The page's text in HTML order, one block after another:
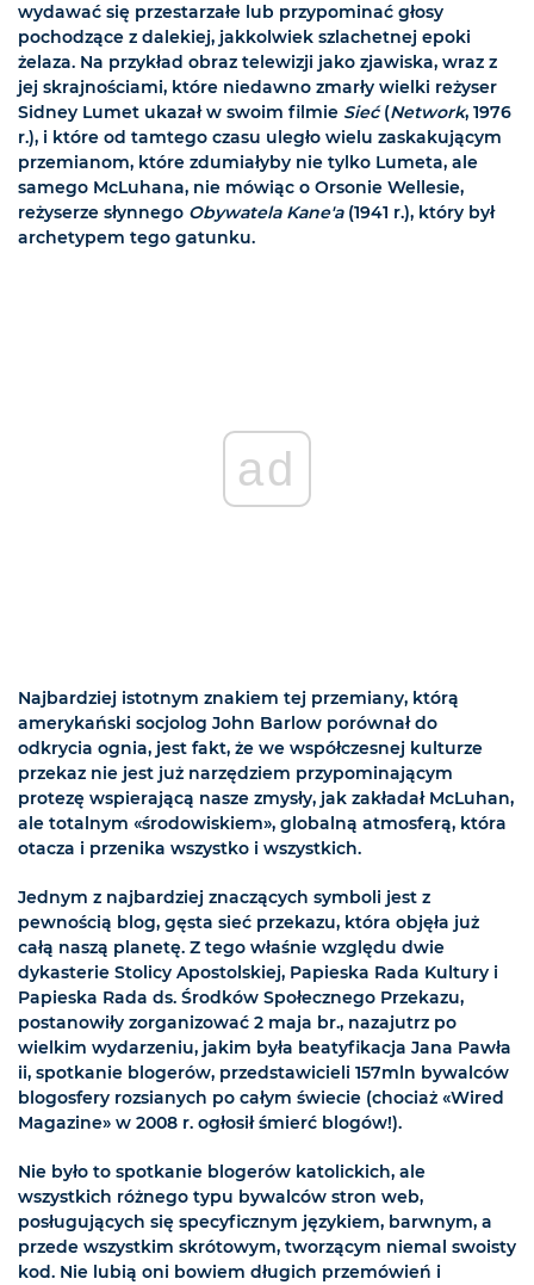
wydawać się przestarzałe lub przypominać głosy
pochodzące z dalekiej, jakkolwiek szlachetnej epoki
żelaza. Na przykład obraz telewizji jako zjawiska, wraz z
jej skrajnościami, które niedawno zmarły wielki reżyser
Sidney Lumet ukazał w swoim filmie Sieć(Network, 1976
r.), i które od tamtego czasu uległo wielu zaskakującym
przemianom, które zdumiałyby nie tylko Lumeta, ale
samego McLuhana, nie mówiąc o Orsonie Wellesie,
reżyserze słynnego Obywatela Kane'a(1941 r.), który był
archetypem tego gatunku.
ad
Najbardziej istotnym znakiem tej przemiany, którą
amerykański socjolog John Barlow porównał do
odkrycia ognia, jest fakt, że we współczesnej kulturze
przekaz nie jest już narzędziem przypominającym
protezę wspierającą nasze zmysły, jak zakładał McLuhan,
ale totalnym «środowiskiem», globalną atmosferą, która
otacza i przenika wszystko i wszystkich.
Jednym z najbardziej znaczących symboli jest z
pewnością blog, gęsta sieć przekazu, która objęła już
całą naszą planetę. Z tego właśnie względu dwie
dykasterie Stolicy Apostolskiej, Papieska Rada Kultury i
Papieska Rada ds. Środków Społecznego Przekazu,
postanowiły zorganizować 2 maja br., nazajutrz po
wielkim wydarzeniu, jakim była beatyfikacja Jana Pawła
ii, spotkanie blogerów, przedstawicieli 157mln bywalców
blogosfery rozsianych po całym świecie (chociaż «Wired
Magazine» w 2008 r. ogłosił śmierć blogów!).
Nie było to spotkanie blogerów katolickich, ale
wszystkich różnego typu bywalców stron web,
posługujących się specyficznym językiem, barwnym, a
przede wszystkim skrótowym, tworzącym niemal swoisty
kod. Nie lubią oni bowiem długich przemówień i